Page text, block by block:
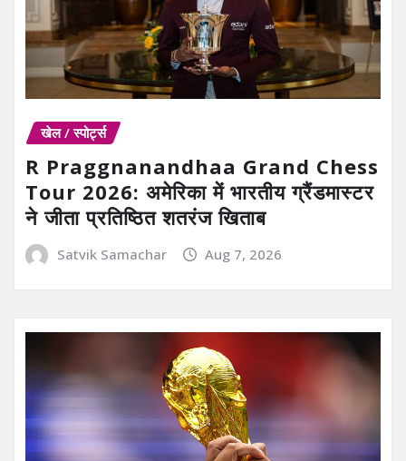
खेल / स्पोर्ट्स
R Praggnanandhaa Grand Chess
Tour 2026: अमेरिका में भारतीय ग्रैंडमास्टर
ने जीता प्रतिष्ठित शतरंज खिताब
Satvik Samachar Aug 7, 2026